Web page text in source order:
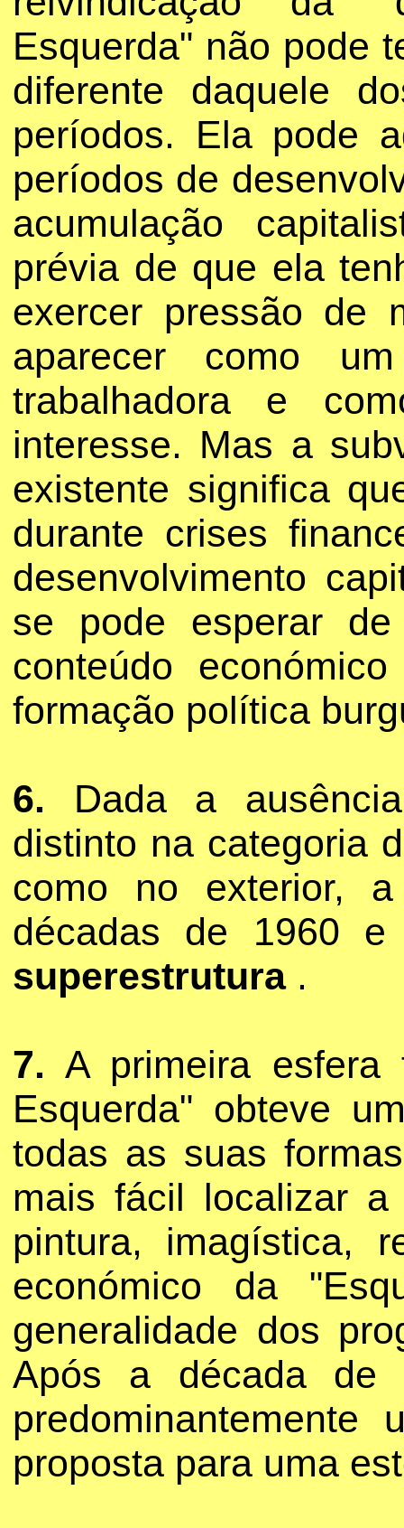
Esquerda" não pode
diferente daquele
períodos. Ela pode
períodos de
acumulação
prévia de que ela
exercer pressão de
aparecer como
trabalhadora e
interesse. Mas a
existente significa
durante crises
desenvolvimento
se pode esperar
conteúdo
formação política
6. Dada a
distinto na categoria
como no exterior,
décadas de 1960
superestrutura .
7. A primeira esfera
Esquerda" obteve
todas as suas
mais fácil localizar a
pintura, imagística,
económico da
generalidade dos
Após a década de
predominantemente
proposta para uma